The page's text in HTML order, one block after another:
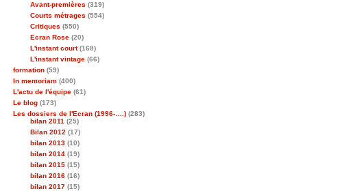
Avant-premières (319)
Courts métrages (554)
Critiques (550)
Ecran Rose (20)
L'instant court(168)
L'instant vintage (66)
formation (59)
In memoriam (400)
L'actu de l'équipe (61)
Le blog (173)
Les dossiers de l'Ecran (1996-….) (283)
bilan 2011 (25)
Bilan 2012 (17)
bilan 2013 (10)
bilan 2014 (19)
bilan 2015 (15)
bilan 2016 (16)
bilan 2017 (15)